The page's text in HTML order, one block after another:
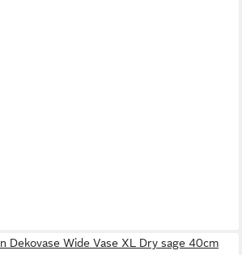
Dekovase Wide Vase XL Dry sage 40cm